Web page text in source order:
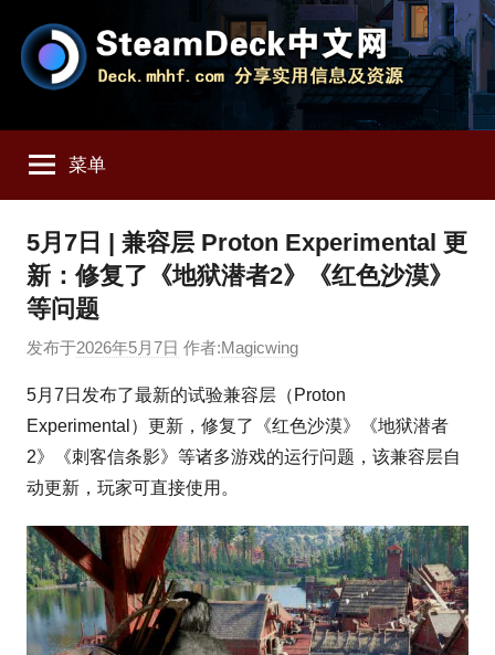
SteamDeck
中
文
网
享
SteamDeck
用
信
息
资
菜单
5月7日 | 兼容层 Proton Experimental 更
新：修复了《地狱潜者2》《红色沙漠》
等问题
发布于2026年5月7日 作者:Magicwing
5月7日发布了最新的试验兼容层（Proton
Experimental）更新，修复了《红色沙漠》《地狱潜者
2》《刺客信条影》等诸多游戏的运行问题，该兼容层自
动更新，玩家可直接使用。